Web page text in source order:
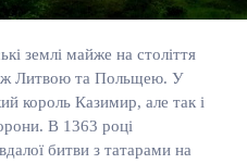
землі майже на століття
Литвою та Польщею. У
король Казимир, але так і
В 1363 році
битви з татарами на